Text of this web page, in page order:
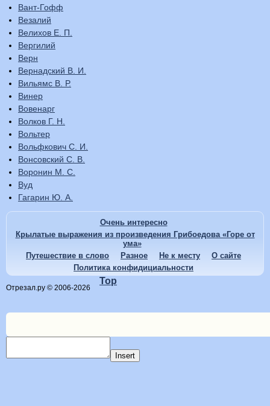
Вант-Гофф
Везалий
Велихов Е. П.
Вергилий
Верн
Вернадский В. И.
Вильямс В. Р.
Винер
Вовенарг
Волков Г. Н.
Вольтер
Вольфкович С. И.
Вонсовский С. В.
Воронин М. С.
Вуд
Гагарин Ю. А.
Очень интересно
Крылатые выражения из произведения Грибоедова «Горе от
ума»
Путешествие в слово
Разное Не к месту
О сайте
Политика конфидициальности
Отрезал.ру © 2006-2026
Top
Insert